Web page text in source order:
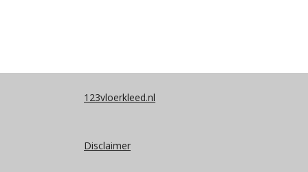
123vloerkleed.nl
Disclaimer